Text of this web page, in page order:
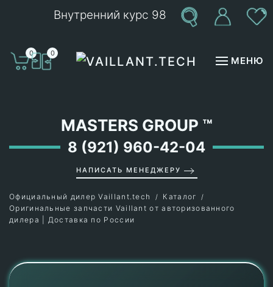
Внутренний курс 98
0 0
МЕНЮ
MASTERS GROUP ™
8 (921) 960-42-04
НАПИСАТЬ МЕНЕДЖЕРУ
Официальный дилер Vaillant.tech
Каталог
Оригинальные запчасти Vaillant от авторизованного
дилера | Доставка по России